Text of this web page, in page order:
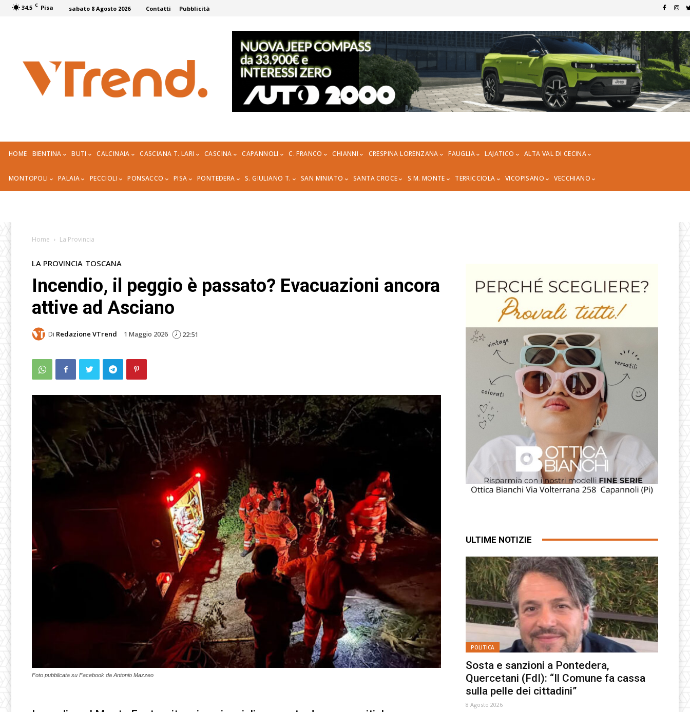
34.5 C Pisa sabato 8 Agosto 2026 Contatti Pubblicità
HOME BIENTINA BUTI CALCINAIA CASCIANA T. LARI CASCINA CAPANNOLI C. FRANCO CHIANNI CRESPINA LORENZANA FAUGLIA LAJATICO ALTA VAL DI CECINA
MONTOPOLI PALAIA PECCIOLI PONSACCO PISA PONTEDERA S. GIULIANO T. SAN MINIATO SANTA CROCE S.M. MONTE TERRICCIOLA VICOPISANO VECCHIANO
Home La Provincia
LA PROVINCIA TOSCANA
Incendio, il peggio è passato? Evacuazioni ancora
attive ad Asciano
Di Redazione VTrend 1 Maggio 2026 22:51
Foto pubblicata su Facebook da Antonio Mazzeo
ULTIME NOTIZIE
POLITICA
Sosta e sanzioni a Pontedera,
Quercetani (FdI): “Il Comune fa cassa
sulla pelle dei cittadini”
8 Agosto 2026